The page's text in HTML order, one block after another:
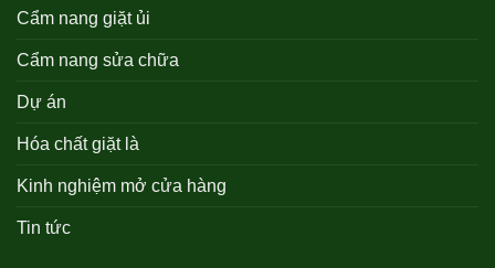
Cẩm nang giặt ủi
Cẩm nang sửa chữa
Dự án
Hóa chất giặt là
Kinh nghiệm mở cửa hàng
Tin tức